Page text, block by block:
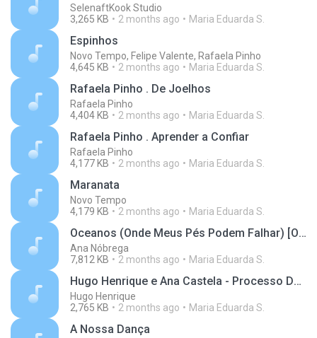
SelenaftKook Studio
3,265 KB
2 months ago Maria Eduarda S.
Espinhos
Novo Tempo, Felipe Valente, Rafaela Pinho
4,645 KB
2 months ago Maria Eduarda S.
Rafaela Pinho . De Joelhos
Rafaela Pinho
4,404 KB
2 months ago Maria Eduarda S.
Rafaela Pinho . Aprender a Confiar
Rafaela Pinho
4,177 KB
2 months ago Maria Eduarda S.
Maranata
Novo Tempo
4,179 KB
2 months ago Maria Eduarda S.
Oceanos (Onde Meus Pés Podem Falhar) [Oceans Where Feet May Fail]
Ana Nóbrega
7,812 KB
2 months ago Maria Eduarda S.
Hugo Henrique e Ana Castela - Processo Delicado (Lyric Vídeo)
Hugo Henrique
2,765 KB
2 months ago Maria Eduarda S.
A Nossa Dança